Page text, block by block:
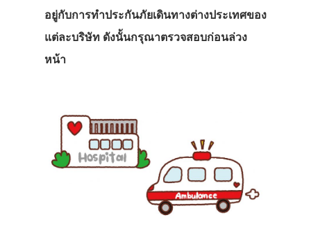
อยู่กับการทำประกันภัยเดินทางต่างประเทศของ
แต่ละบริษัท ดังนั้นกรุณาตรวจสอบก่อนล่วง
หน้า